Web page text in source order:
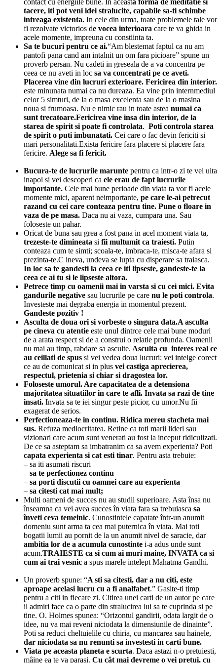
contact cu energiile bune. In aceasta forma de meditatie si
tacere, iti pot veni idei stralucite, capabile sa-ti schimbe
intreaga existenta. In cele din urma, toate problemele tale vor
fi rezolvate victorios de vocea interioara care te va ghida in
acele momente, impreuna cu constiinta ta.
Sa te bucuri pentru ce ai.“Am blestemat faptul ca nu am
pantofi pana cand am intalnit un om fara picioare” spune un
proverb persan. Nu cadeti in greseala de a va concentra pe
ceea ce nu aveti in loc sa va concentrati pe ce aveti.
Placerea vine din lucruri exterioare. Fericirea din interior.
este minunata numai ca nu dureaza. Ea vine prin internmediul
celor 5 simturi, de la o masa excelenta sau de la o masina
noua si frumoasa. Nu e nimic rau in toate astea numai ca
sunt trecatoare.Fericirea vine insa din interior, de la
starea de spirit si poate fi controlata. Poti controla starea
de spirit o puti imbunatati. Cei care o fac devin fericiti si
mari personalitati.Exista fericire fara placere si placere fara
fericire. Alege sa fi fericit.
Bucura-te de lucrurile marunte pentru ca intr-o zi te vei uita
inapoi si vei descoperi ca ele erau de fapt lucrurile
importante. Cele mai bune perioade din viata ta vor fi acele
momente mici, aparent neimportante, pe care le-ai petrecut
razand cu cei care conteaza pentru tine. Pune o floare in
vaza de pe masa. Daca nu ai vaza, cumpara una. Sau
foloseste un pahar.
Oricat de buna sau grea a fost pana in acel moment viata ta,
trezeste-te dimineata si fii multumit ca traiesti. Putin
conteaza cum te simti; scoala-te, imbraca-te, misca-te afara si
prezinta-te.C ineva, undeva se lupta cu disperare sa traiasca.
In loc sa te gandesti la ceea ce iti lipseste, gandeste-te la
ceea ce ai tu si le lipseste altora.
Petrece timp cu oamenii mai in varsta si cu cei mici. Evita
gandurile negative sau lucrurile pe care nu le poti controla.
Investeste mai degraba energia in momentul prezent.
Gandeste pozitiv !
Asculta de doua ori si vorbeste o singura data.A asculta
pe cineva cu atentie este unul dintrce cele mai bune moduri
de a arata respect si de a construi o relatie profunda. Oamenii
nu mai au timp, rabdare sa asculte. Asculta cu interes real ce
au ceillati de spus si vei vedea doua lucruri: vei intelge corect
ce au de comunicat si in plus vei castiga aprecierea,
respectul, prietenia si chiar si dragostea lor.
Foloseste umorul. Are capacitatea de a detensiona
majoritatea situatiilor in care te afli. Invata sa razi de tine
insati. Invata sa te iei singur peste picior, cu umor.Nu fii
exagerat de serios.
Perfectioneaza-te in continu. Ridica mereu stacheta mai
sus. Refuza mediocritatea. Retine ca toti marii lideri sau
vizionari care acum sunt venerati au fost la inceput ridiculizati.
De ce sa asteptam sa imbatranim ca sa avem experienta? Poti
capata experienta si cat esti tinar. Pentru asta trebuie:
– sa iti asumati riscuri
– sa te perfectionez continu
– sa porti discutii cu oamnei care au experienta
– sa citesti cat mai mult;
Multi oameni de succes nu au studii superioare. Asta însa nu
înseamna ca vei avea succes în viata fara sa trebuiasca sa
înveti ceva temeinic. Cunostintele capatate într-un anumit
domeniu sunt arma ta cea mai puternica în viata. Mai toti
bogatii lumii au pornit de la un anumit nivel de saracie, dar
ambitia lor de a acumula cunostinte i-a adus unde sunt
acum.TRAIESTE ca si cum ai muri maine, INVATA ca si
cum ai trai vesnic a spus marele intelept Mahatma Gandhi.
Un proverb spune: “A sti sa citesti, dar a nu citi, este
aproape acelasi lucru cu a fi analfabet.” Gasite-ti timp
pentru a citi in fiecare zi. Citirea unei carti de un autor pe care
il admiri face ca o parte din stralucirea lui sa te cuprinda si pe
tine. O. Holmes spunea: “Orizontul gandirii, odata largit de o
idee, nu va mai reveni niciodata la dimensiunile de dinainte”.
Poti sa reduci cheltuielile cu chiria, cu mancarea sau hainele,
dar niciodata sa nu renunti sa investesti in carti bune.
Viata pe aceasta planeta e scurta. Daca astazi n-o pretuiesti,
mâine ea te va parasi. Cu cât mai devreme o vei pretui, cu